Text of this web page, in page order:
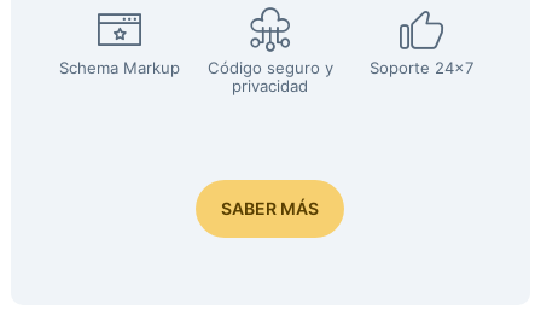
Schema Markup
Código seguro y
privacidad
Soporte 24x7
SABER MÁS